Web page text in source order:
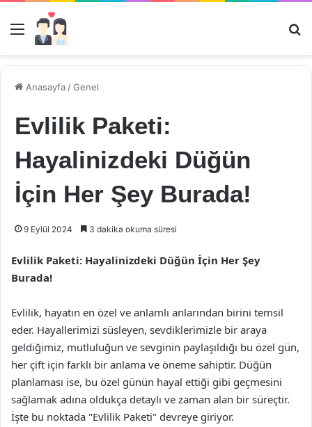
Menü
Anasayfa /Genel
Evlilik Paketi:
Hayalinizdeki Düğün
İçin Her Şey Burada!
9 Eylül 2024 3 dakika okuma süresi
Evlilik Paketi: Hayalinizdeki Düğün İçin Her Şey
Burada!
Evlilik, hayatın en özel ve anlamlı anlarından birini temsil
eder. Hayallerimizi süsleyen, sevdiklerimizle bir araya
geldiğimiz, mutluluğun ve sevginin paylaşıldığı bu özel gün,
her çift için farklı bir anlama ve öneme sahiptir. Düğün
planlaması ise, bu özel günün hayal ettiği gibi geçmesini
sağlamak adına oldukça detaylı ve zaman alan bir süreçtir.
İşte bu noktada "Evlilik Paketi" devreye giriyor.